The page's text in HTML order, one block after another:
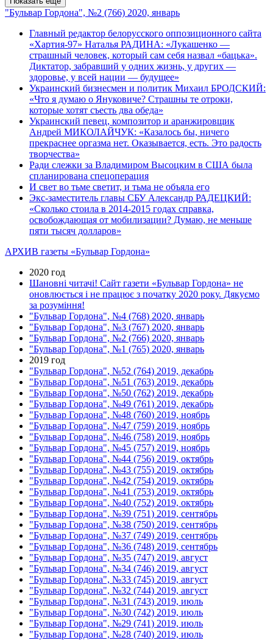
"Бульвар Гордона", №2 (766) 2020, январь
Главный редактор белорусского оппозиционного сайта
«Хартия-97» Наталья РАДИНА: «Лукашенко —
страшный человек, который сам себя назвал «бацька».
Диктатор, забравший у одних жизнь, у других —
здоровье, у всей нации — будущее»
Украинский бизнесмен и политик Михаил БРОДСКИЙ:
«Что я думаю о Януковиче? Страшны те отроки,
которые хотят съесть два обеда»
Украинский певец, композитор и аранжировщик
Андрей МИКОЛАЙЧУК: «Казалось бы, ничего
прекраснее оргазма нет. Оказывается, есть. Это радость
творчества»
Ради слежки за Владимиром Высоцким в США была
спланирована спецоперация
И свет во тьме светит, и тьма не объяла его
Экс-заместитель главы СБУ Александр РАДЕЦКИЙ:
«Сколько стоила в 2014-2015 годах справка,
освобождающая от мобилизации? Думаю, не меньше
пяти тысяч долларов»
АРХИВ газеты «Бульвар Гордона»
2020 год
Шановні читачі! Сайт газети «Бульвар Гордона» не
оновлюється і не працює з початку 2020 року. Дякуємо
за розуміння!
"Бульвар Гордона", №4 (768) 2020, январь
"Бульвар Гордона", №3 (767) 2020, январь
"Бульвар Гордона", №2 (766) 2020, январь
"Бульвар Гордона", №1 (765) 2020, январь
2019 год
"Бульвар Гордона", №52 (764) 2019, декабрь
"Бульвар Гордона", №51 (763) 2019, декабрь
"Бульвар Гордона", №50 (762) 2019, декабрь
"Бульвар Гордона", №49 (761) 2019, декабрь
"Бульвар Гордона", №48 (760) 2019, ноябрь
"Бульвар Гордона", №47 (759) 2019, ноябрь
"Бульвар Гордона", №46 (758) 2019, ноябрь
"Бульвар Гордона", №45 (757) 2019, ноябрь
"Бульвар Гордона", №44 (756) 2019, октябрь
"Бульвар Гордона", №43 (755) 2019, октябрь
"Бульвар Гордона", №42 (754) 2019, октябрь
"Бульвар Гордона", №41 (753) 2019, октябрь
"Бульвар Гордона", №40 (752) 2019, октябрь
"Бульвар Гордона", №39 (751) 2019, сентябрь
"Бульвар Гордона", №38 (750) 2019, сентябрь
"Бульвар Гордона", №37 (749) 2019, сентябрь
"Бульвар Гордона", №36 (748) 2019, сентябрь
"Бульвар Гордона", №35 (747) 2019, август
"Бульвар Гордона", №34 (746) 2019, август
"Бульвар Гордона", №33 (745) 2019, август
"Бульвар Гордона", №32 (744) 2019, август
"Бульвар Гордона", №31 (743) 2019, июль
"Бульвар Гордона", №30 (742) 2019, июль
"Бульвар Гордона", №29 (741) 2019, июль
"Бульвар Гордона", №28 (740) 2019, июль